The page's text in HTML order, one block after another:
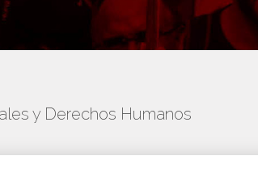
y Derechos Humanos